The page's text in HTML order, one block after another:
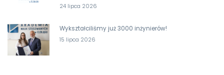
24 lipca 2026
Wykształciliśmy już 3000 inżynierów!
15 lipca 2026